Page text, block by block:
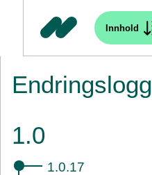
Innhold
Endringslogg
1.0
1.0.17